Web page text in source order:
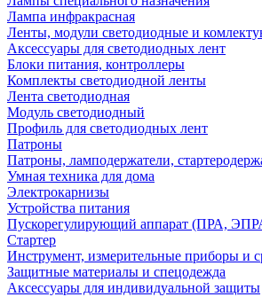
Лампа инфракрасная
Ленты, модули светодиодные и
Аксессуары для светодиодных лент
Блоки питания, контроллеры
Комплекты светодиодной ленты
Лента светодиодная
Модуль светодиодный
Профиль для светодиодных лент
Патроны
Патроны, ламподержатели,
Умная техника для дома
Электрокарнизы
Устройства питания
Пускорегулирующий аппарат (ПРА,
Стартер
Инструмент, измерительные приборы и
Защитные материалы и спецодежда
Аксессуары для индивидуальной защиты